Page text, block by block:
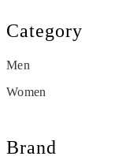
Category
Men
Women
Brand